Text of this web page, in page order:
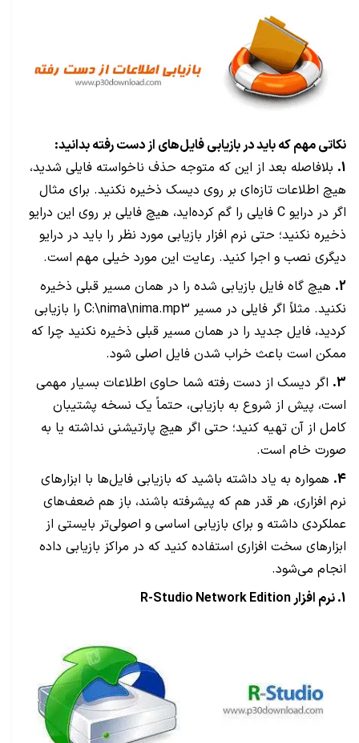
نکاتی مهم که باید در بازیابی فایل‌های از دست رفته بدانید:
1. بلافاصله بعد از این که متوجه حذف ناخواسته فایلی شدید،
هیچ اطلاعات تازه‌ای بر روی دیسک ذخیره نکنید. برای مثال
اگر در درایو C فایلی را گم کرده‌اید، هیچ فایلی بر روی این درایو
ذخیره نکنید؛ حتی نرم افزار بازیابی مورد نظر را باید در درایو
دیگری نصب و اجرا کنید. رعایت این مورد خیلی مهم است.
2. هیچ گاه فایل بازیابی شده را در همان مسیر قبلی ذخیره
نکنید. مثلاً اگر فایلی در مسیر C:\nima\nima.mp3 را بازیابی
کردید، فایل جدید را در همان مسیر قبلی ذخیره نکنید چرا که
ممکن است باعث خراب شدن فایل اصلی شود.
3. اگر دیسک از دست رفته شما حاوی اطلاعات بسیار مهمی
است، پیش از شروع به بازیابی، حتماً یک نسخه پشتیبان
کامل از آن تهیه کنید؛ حتی اگر هیچ پارتیشنی نداشته یا به
صورت خام است.
4. همواره به یاد داشته باشید که بازیابی فایل‌ها با ابزارهای
نرم افزاری، هر قدر هم که پیشرفته باشند، باز هم ضعف‌های
عملکردی داشته و برای بازیابی اساسی و اصولی‌تر بایستی از
ابزارهای سخت افزاری استفاده کنید که در مراکز بازیابی داده
انجام می‌شود.
1. نرم افزار R-Studio Network Edition